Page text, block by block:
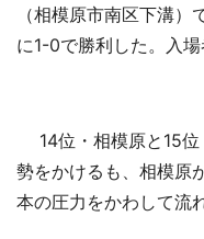
（相模原市南区下溝
に1-0で勝利した。入場
14位・相模原と15位
勢をかけるも、相模原
本の圧力をかわして流